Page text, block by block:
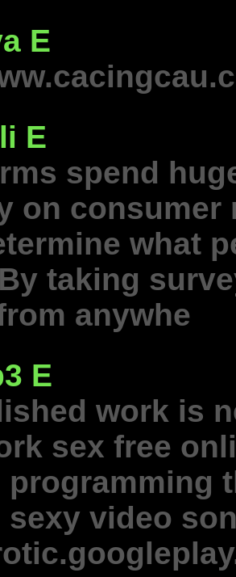
E
E
spend
on
what
taking
anywhe
E
work is
sex free
programming
sexy video